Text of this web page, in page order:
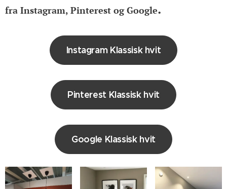
fra Instagram, Pinterest og Google.
Instagram Klassisk hvit
Pinterest Klassisk hvit
Google Klassisk hvit